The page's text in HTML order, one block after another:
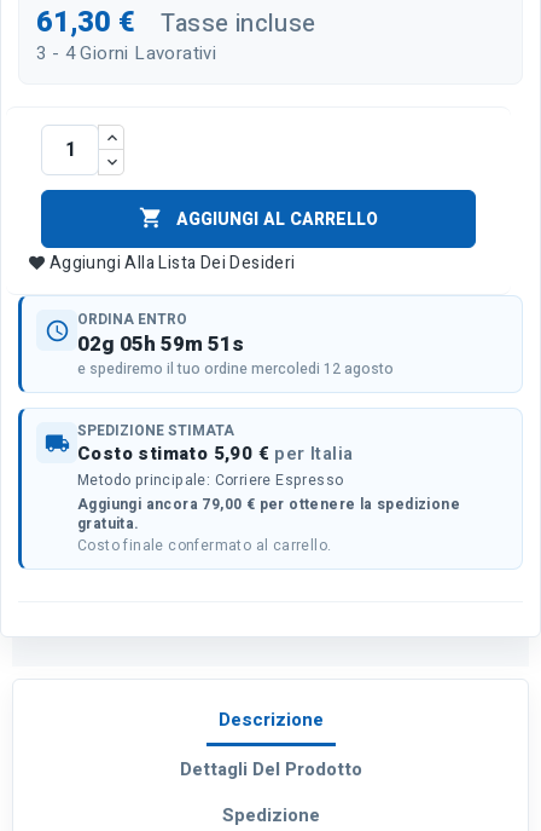
61,30 € Tasse incluse
3 - 4 Giorni Lavorativi

AGGIUNGI AL CARRELLO
Aggiungi Alla Lista Dei Desideri
schedule ORDINA ENTRO
02g 05h 59m 51s
e spediremo il tuo ordine mercoledi 12 agosto
local_shipping SPEDIZIONE STIMATA
Costo stimato 5,90 € per Italia
Metodo principale: Corriere Espresso
Aggiungi ancora 79,00 € per ottenere la spedizione
gratuita.
Costo finale confermato al carrello.
Descrizione
Dettagli Del Prodotto
Spedizione